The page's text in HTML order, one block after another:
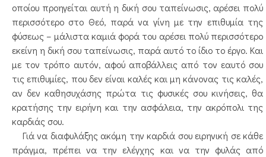
οποίου προηγείται αυτή η δική σου ταπείνωσις, αρέσει πολύ
περισσότερο στο Θεό, παρά να γίνη με την επιθυμία της
φύσεως – μάλιστα καμιά φορά του αρέσει πολύ περισσότερο
εκείνη η δική σου ταπείνωσις, παρά αυτό το ίδιο το έργο. Και
με τον τρόπο αυτόν, αφού αποβάλλεις από τον εαυτό σου
τις επιθυμίες, που δεν είναι καλές και μη κάνονας τις καλές,
αν δεν καθησυχάσης πρώτα τις φυσικές σου κινήσεις, θα
κρατήσης την ειρήνη και την ασφάλεια, την ακρόπολι της
καρδιάς σου.
Γιά να διαφυλάξης ακόμη την καρδιά σου ειρηνική σε κάθε
πράγμα, πρέπει να την ελέγχης και να την φυλάς από